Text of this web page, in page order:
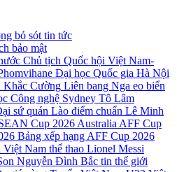
bỏ sót tin tức
bảo mật
Chủ tịch Quốc hội Việt Nam-
Đại học Quốc gia Hà Nội
Khắc Cường Liên bang Nga eo biển
Công nghệ Sydney Tô Lâm
sứ quán Lào điểm chuẩn Lê Minh
Cup 2026 Australia AFF Cup
Bảng xếp hạng AFF Cup 2026
Việt Nam thể thao Lionel Messi
Nguyễn Đình Bắc tin thế giới